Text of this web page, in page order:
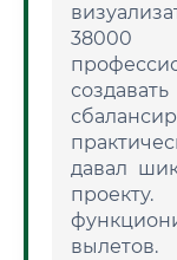
давал
вылетов.